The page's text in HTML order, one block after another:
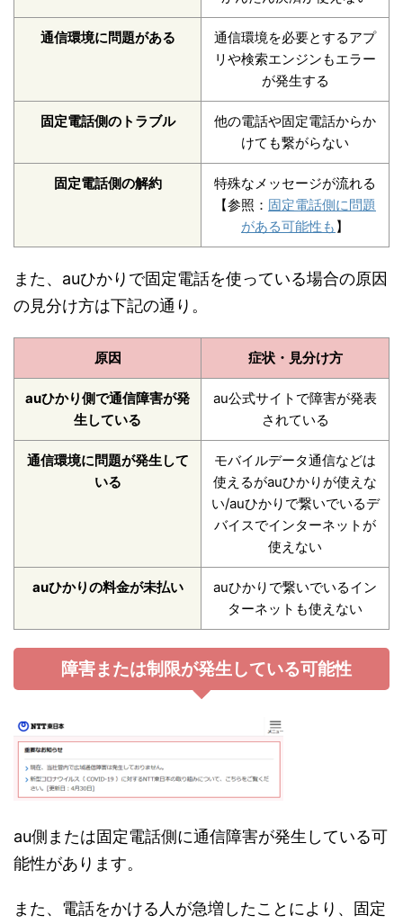
通信環境に問題がある
通信環境を必要とするアプ
リや検索エンジンもエラー
が発生する
固定電話側のトラブル
他の電話や固定電話からか
けても繋がらない
固定電話側の解約
特殊なメッセージが流れる
【参照： 固定電話側に問題
がある可能性も 】
また、auひかりで固定電話を使っている場合の原因
の見分け方は下記の通り。
原因 症状・見分け方
auひかり側で通信障害が発
生している
au公式サイトで障害が発表
されている
通信環境に問題が発生して
いる
モバイルデータ通信などは
使えるがauひかりが使えな
い/auひかりで繋いでいるデ
バイスでインターネットが
使えない
auひかりの料金が未払い
auひかりで繋いでいるイン
ターネットも使えない
障害または制限が発生している可能性
au側または固定電話側に通信障害が発生している可
能性があります。
また、電話をかける人が急増したことにより、固定